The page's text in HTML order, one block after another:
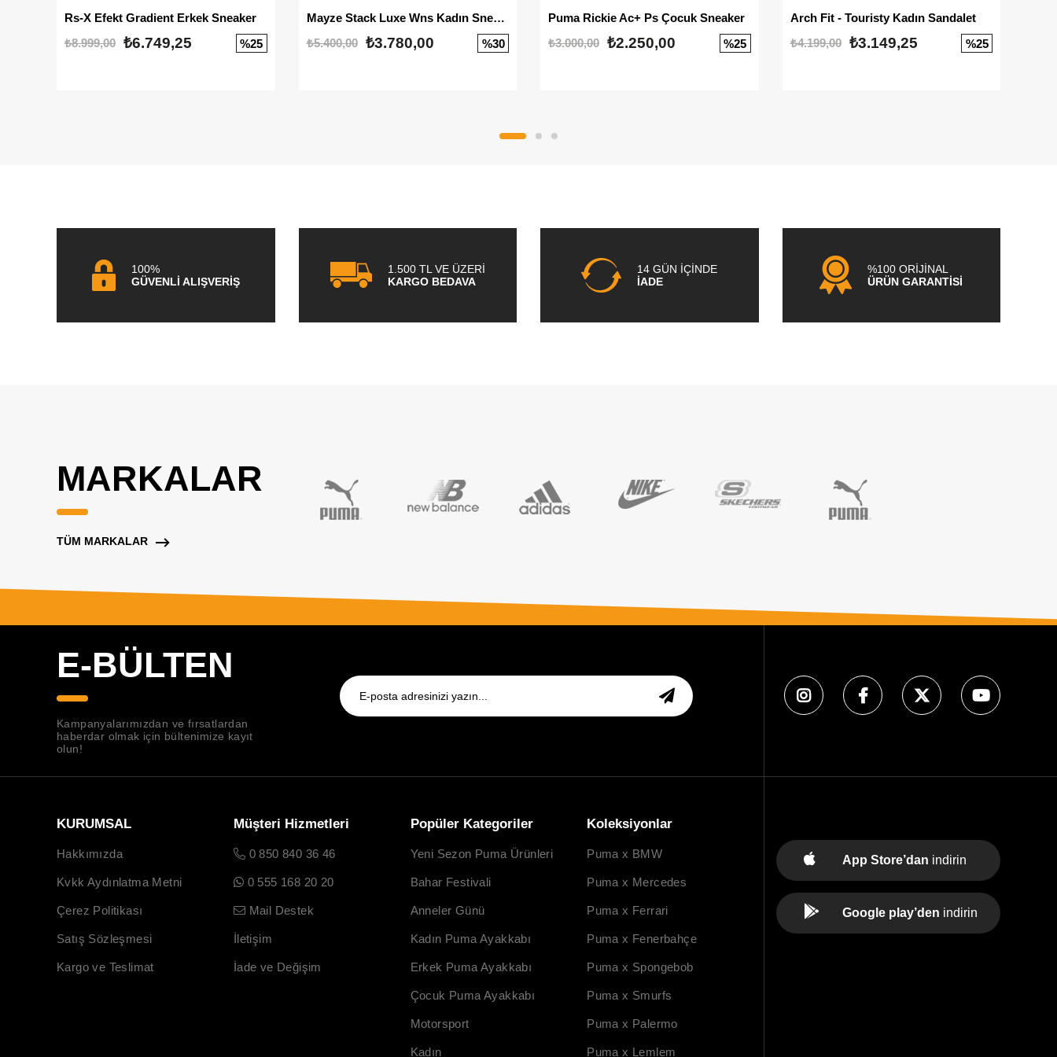
Rs-X Efekt Gradient Erkek Sneaker
₺8.999,00 ₺6.749,25 %25
Mayze Stack Luxe Wns Kadın Sneaker
₺5.400,00
₺3.780,00 %30
Puma Rickie Ac+ Ps Çocuk Sneaker
₺3.000,00 ₺2.250,00 %25
Arch Fit - Touristy Kadın Sandalet
₺4.199,00
₺3.149,25 %25
100%
GÜVENLİ ALIŞVERİŞ
1.500 TL VE ÜZERİ
KARGO BEDAVA
14 GÜN İÇİNDE
İADE
%100 ORİJİNAL
ÜRÜN GARANTİSİ
MARKALAR
TÜM MARKALAR
E-BÜLTEN
Kampanyalarımızdan ve fırsatlardan
haberdar olmak için bültenimize kayıt
olun!
KURUMSAL
Hakkımızda
Kvkk Aydınlatma Metni
Çerez Politikası
Satış Sözleşmesi
Kargo ve Teslimat
Müşteri Hizmetleri
0 850 840 36 46
0 555 168 20 20
Mail Destek
İletişim
İade ve Değişim
Popüler Kategoriler
Yeni Sezon Puma Ürünleri
Bahar Festivali
Anneler Günü
Kadın Puma Ayakkabı
Erkek Puma Ayakkabı
Çocuk Puma Ayakkabı
Motorsport
Kadın
Koleksiyonlar
Puma x BMW
Puma x Mercedes
Puma x Ferrari
Puma x Fenerbahçe
Puma x Spongebob
Puma x Smurfs
Puma x Palermo
Puma x Lemlem
App Store’dan indirin
Google play’den indirin